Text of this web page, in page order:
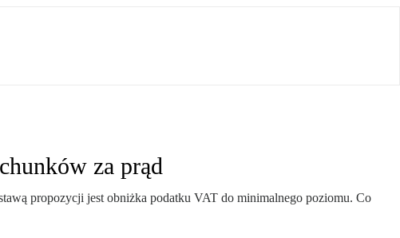
za prąd
propozycji jest obniżka podatku VAT do minimalnego poziomu. Co